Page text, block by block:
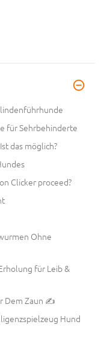
Ges
für Sehrbehinderte
das möglich?
Clicker proceed?
Ohne
für Leib &
Dem Zaun ✍
Hund